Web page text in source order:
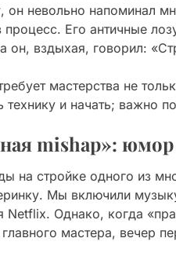
он невольно напоминал
процесс. Его античные
он, вздыхая, говорил:
мастерства не
и начать; важно
mishap»: юмор
на стройке одного из
Мы включили
Однако, когда
мастера, вечер